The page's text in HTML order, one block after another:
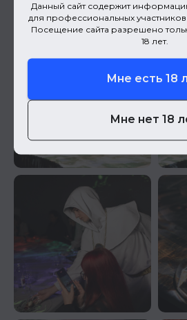
Данный сайт содержит
для профессиональных
Посещение сайта разрешено
18 лет.
Мне есть 18
Мне нет 18